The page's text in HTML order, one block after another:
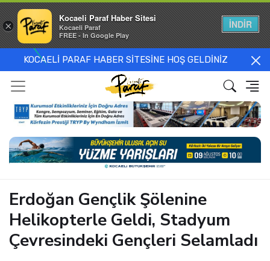
KOCAELİ PARAF HABER SİTESİNE HOŞ GELDİNİZ
Erdoğan Gençlik Şölenine
Helikopterle Geldi, Stadyum
Çevresindeki Gençleri Selamladı
×
Kocaeli Paraf Haber Sitesi
Kocaeli Paraf
FREE - In Google Play
İNDİR